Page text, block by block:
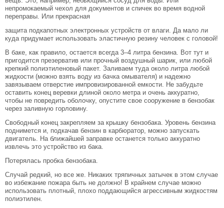
непромокаемый чехол для документов и спичек во время водной
переправы. Или прекрасная
защита подкапотных электронных устройств от влаги. Да мало ли
куда придумает использовать эластичную резину человек с головой!
В баке, как правило, остается всегда 3–4 литра бензина. Вот тут и
пригодится презерватив или прочный воздушный шарик, или любой
крепкий полиэтиленовый пакет. Заливаем туда около литра любой
жидкости (можно взять воду из бачка омывателя) и надежно
завязываем отверстие импровизированной емкости. Не забудьте
оставить конец веревки длиной около метра и очень аккуратно,
чтобы не повредить оболочку, опустите свое сооружение в бензобак
через заливную горловину.
Свободный конец закрепляем за крышку бензобака. Уровень бензина
поднимется и, подкачав бензин в карбюратор, можно запускать
двигатель. На ближайшей заправке останется только аккуратно
извлечь это устройство из бака.
Потерялась пробка бензобака.
Случай редкий, но все же. Никаких тряпичных затычек в этом случае
во избежание пожара быть не должно! В крайнем случае можно
использовать плотный, плохо поддающийся агрессивным жидкостям
полиэтилен.